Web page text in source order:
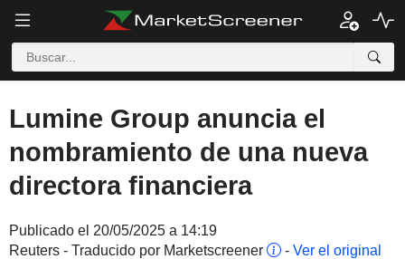
Lumine Group anuncia el
nombramiento de una nueva
directora financiera
Publicado el 20/05/2025 a 14:19
Reuters - Traducido por Marketscreener
- Ver el original